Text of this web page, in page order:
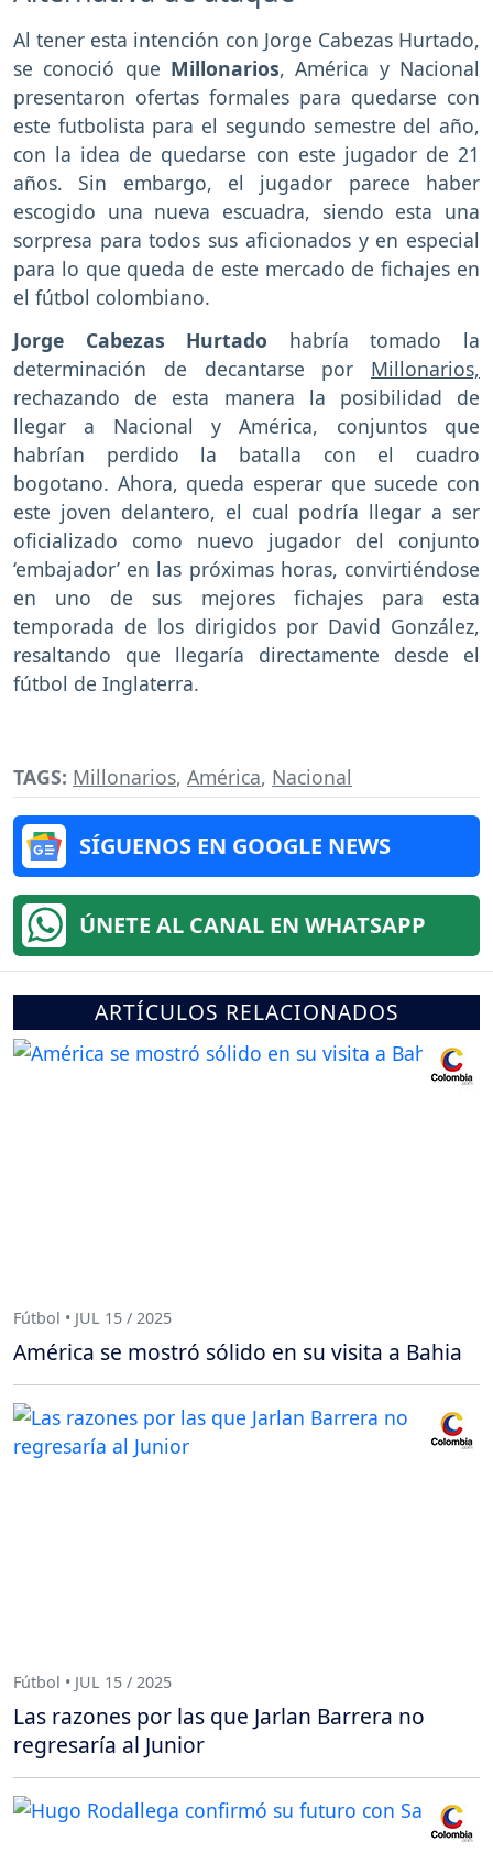
Al tener esta intención con Jorge Cabezas Hurtado,
se conoció que Millonarios, América y Nacional
presentaron ofertas formales para quedarse con
este futbolista para el segundo semestre del año,
con la idea de quedarse con este jugador de 21
años. Sin embargo, el jugador parece haber
escogido una nueva escuadra, siendo esta una
sorpresa para todos sus aficionados y en especial
para lo que queda de este mercado de fichajes en
el fútbol colombiano.
Jorge Cabezas Hurtado habría tomado la
determinación de decantarse por Millonarios,
rechazando de esta manera la posibilidad de
llegar a Nacional y América, conjuntos que
habrían perdido la batalla con el cuadro
bogotano. Ahora, queda esperar que sucede con
este joven delantero, el cual podría llegar a ser
oficializado como nuevo jugador del conjunto
‘embajador’ en las próximas horas, convirtiéndose
en uno de sus mejores fichajes para esta
temporada de los dirigidos por David González,
resaltando que llegaría directamente desde el
fútbol de Inglaterra.
TAGS: Millonarios, América, Nacional
SÍGUENOS EN GOOGLE NEWS
ÚNETE AL CANAL EN WHATSAPP
ARTÍCULOS RELACIONADOS
Fútbol • JUL 15 / 2025
América se mostró sólido en su visita a Bahia
Fútbol • JUL 15 / 2025
Las razones por las que Jarlan Barrera no
regresaría al Junior